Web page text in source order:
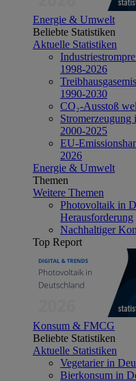
Energie & Umwelt
Beliebte Statistiken
Aktuelle Statistiken
1998-2026
1990-2030
CO₂-Ausstoß
Stromerzeugung
2000-2025
EU-
2026
Energie & Umwelt
Themen
Weitere Themen
Photovoltaik in
Herausforderung
Nachhaltiger
Top Report
Konsum & FMCG
Beliebte Statistiken
Aktuelle Statistiken
Vegetarier in
Bierkonsum in